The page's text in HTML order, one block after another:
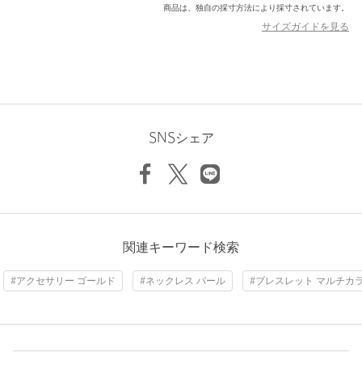
・アクセサリーは長時間付けず、汗をかいたらこまめに外してく
ボルドーを拠点に、創業者のマリーと彼女のチームは、印象的で
※化粧品や香水、洗剤、温泉、海水、紫外線などはジュエリーを
傷める可能性がありますので、ご注意ください。
※体質によりかゆみ・かぶれを生じた場合はご利用をお止めいた
書き」、「洗濯表示」を必ずご確認ください。
商品は、独自の採寸方法により採寸されています。
サイズガイドを見る
SNSシェア
関連キーワード検索
#アクセサリー ゴールド #ネックレス パール #ブレスレット マルチカ